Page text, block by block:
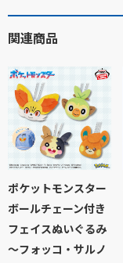
関連商品
ポケットモンスター
ボールチェーン付き
フェイスぬいぐるみ
～フォッコ・サルノ